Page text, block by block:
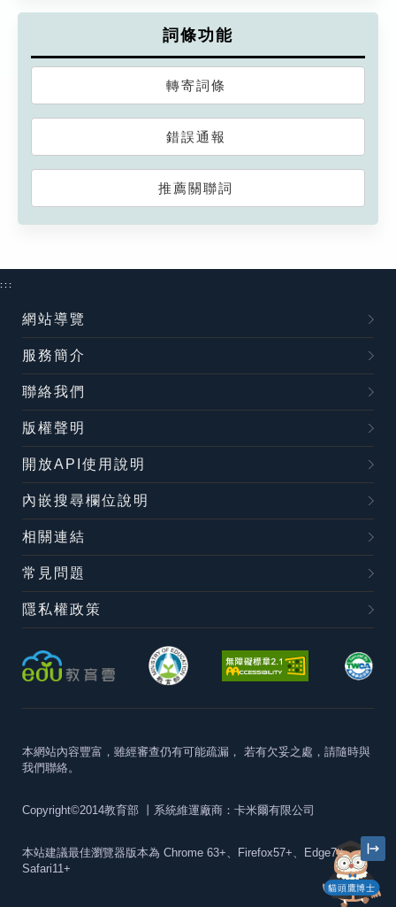
詞條功能
轉寄詞條
錯誤通報
推薦關聯詞
貓頭鷹博士
:::
網站導覽
服務簡介
聯絡我們
版權聲明
開放API使用說明
內嵌搜尋欄位說明
相關連結
常見問題
隱私權政策
本網站內容豐富，雖經審查仍有可能疏漏， 若有欠妥之處，請隨時與
我們聯絡。
Copyright©2014教育部 丨系統維運廠商：卡米爾有限公司
本站建議最佳瀏覽器版本為 Chrome 63+、Firefox57+、Edge79+及
Safari11+